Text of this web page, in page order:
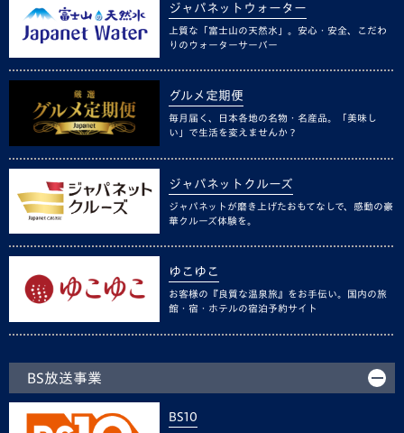
ジャパネットウォーター
上質な「富士山の天然水」。安心・安全、こだわ
りのウォーターサーバー
グルメ定期便
毎月届く、日本各地の名物・名産品。「美味し
い」で生活を変えませんか？
ジャパネットクルーズ
ジャパネットが磨き上げたおもてなしで、感動の豪
華クルーズ体験を。
ゆこゆこ
お客様の『良質な温泉旅』をお手伝い。国内の旅
館・宿・ホテルの宿泊予約サイト
BS放送事業
BS10